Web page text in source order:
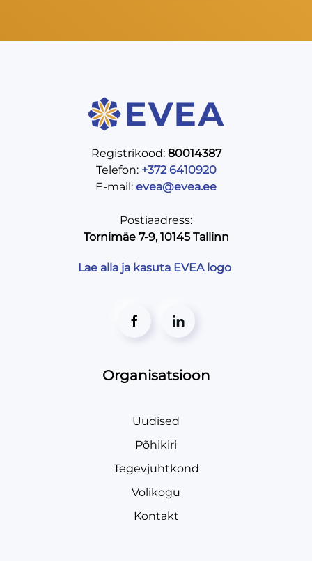
Registrikood: 80014387
Telefon: +372 6410920
E-mail: evea@evea.ee
Postiaadress:
Tornimäe 7-9, 10145 Tallinn
Lae alla ja kasuta EVEA logo
Organisatsioon
Uudised
Põhikiri
Tegevjuhtkond
Volikogu
Kontakt